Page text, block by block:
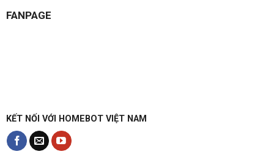
FANPAGE
KẾT NỐI VỚI HOMEBOT VIỆT NAM